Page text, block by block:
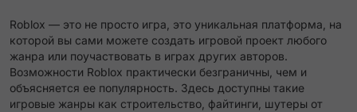
Roblox — это не просто игра, это уникальная платформа, на
которой вы сами можете создать игровой проект любого
жанра или поучаствовать в играх других авторов.
Возможности Roblox практически безграничны, чем и
объясняется ее популярность. Здесь доступны такие
игровые жанры как строительство, файтинги, шутеры от